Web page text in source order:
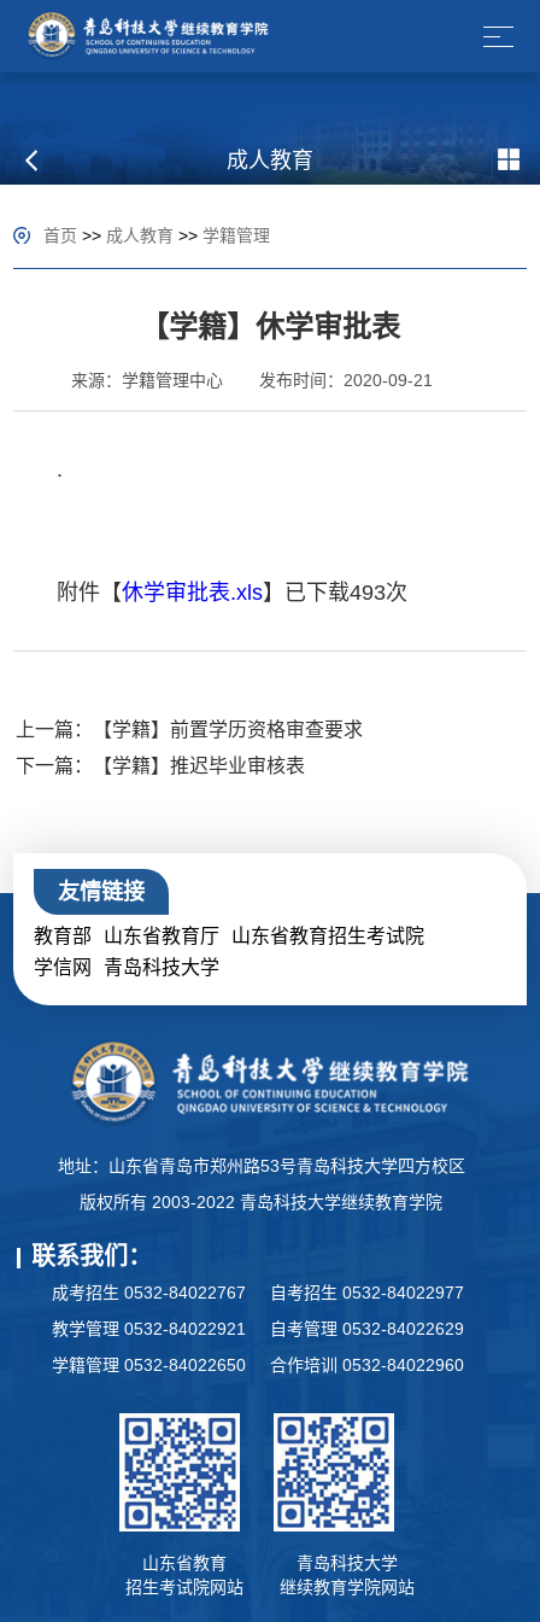
成人教育
首页 >> 成人教育 >>学籍管理
【学籍】休学审批表
来源：学籍管理中心 发布时间：2020-09-21
.
附件【休学审批表.xls】已下载493次
上一篇：【学籍】前置学历资格审查要求
下一篇：【学籍】推迟毕业审核表
友情链接
教育部 山东省教育厅
山东省教育招生考试院
学信网
青岛科技大学
地址：山东省青岛市郑州路53号青岛科技大学四方校区
版权所有 2003-2022 青岛科技大学继续教育学院
联系我们：
成考招生 0532-84022767
自考招生 0532-84022977
教学管理 0532-84022921
自考管理 0532-84022629
学籍管理 0532-84022650
合作培训 0532-84022960
山东省教育
招生考试院网站
青岛科技大学
继续教育学院网站